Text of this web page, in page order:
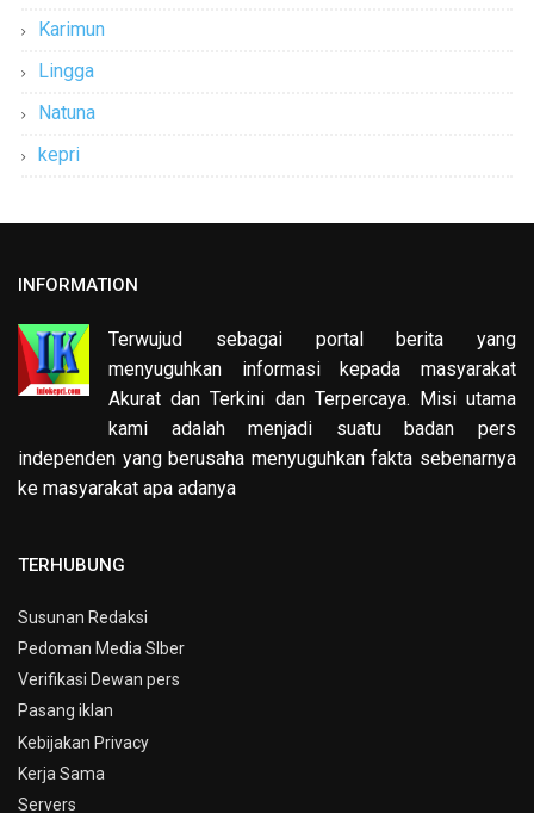
Karimun
Lingga
Natuna
kepri
INFORMATION
Terwujud sebagai portal berita yang
menyuguhkan informasi kepada masyarakat
Akurat dan Terkini dan Terpercaya. Misi utama
kami adalah menjadi suatu badan pers
independen yang berusaha menyuguhkan fakta sebenarnya
ke masyarakat apa adanya
TERHUBUNG
Susunan Redaksi
Pedoman Media SIber
Verifikasi Dewan pers
Pasang iklan
Kebijakan Privacy
Kerja Sama
Servers